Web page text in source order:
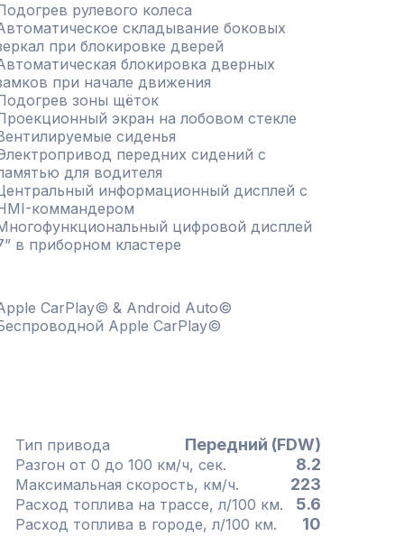
рулевого колеса
складывание боковых
при блокировке дверей
блокировка дверных
при начале движения
зоны щёток
экран на лобовом стекле
сиденья
передних сидений с
для водителя
информационный дисплей с
коммандером
цифровой дисплей
в приборном кластере
CarPlay© & Android Auto©
Apple CarPlay©
Тип привода Передний (FDW)
Разгон от 0 до 100 км/ч, сек. 8.2
Максимальная скорость, км/ч. 223
Расход топлива на трассе, л/100 км. 5.6
Расход топлива в городе, л/100 км. 10